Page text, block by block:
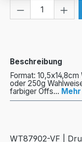
Produkt
Beschreibung
Format:
oder 250g
farbiger Offs… Mehr
WT87902-VF |